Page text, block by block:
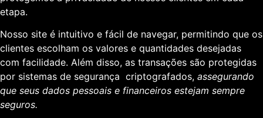
etapa.
Nosso site é intuitivo e fácil de navegar, permitindo que os
clientes escolham os valores e quantidades desejadas
com facilidade. Além disso, as transações são protegidas
por sistemas de segurança criptografados, assegurando
que seus dados pessoais e financeiros estejam sempre
seguros.